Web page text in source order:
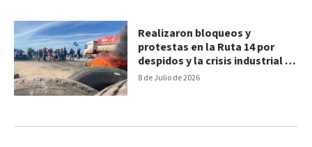
8 de Julio de 2026
Realizaron bloqueos y
protestas en la Ruta 14 por
despidos y la crisis industrial en
Gualeguaychú